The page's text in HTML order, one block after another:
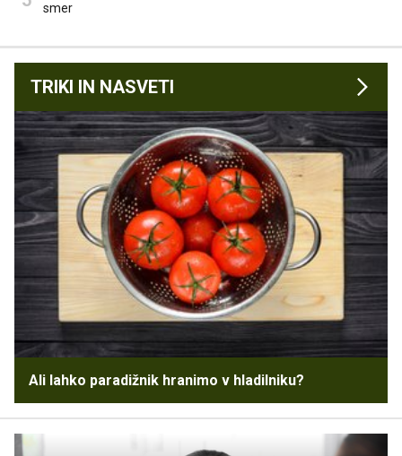
smer
TRIKI IN NASVETI
Ali lahko paradižnik hranimo v hladilniku?